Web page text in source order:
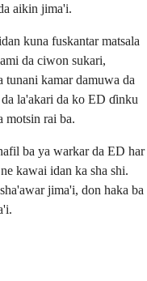
aikin jima'i.
kuna fuskantar matsala
da ciwon sukari,
kamar damuwa da
la'akari da ko ED ɗinku
motsin rai ba.
ba ya warkar da ED har
kawai idan ka sha shi.
jima'i, don haka ba